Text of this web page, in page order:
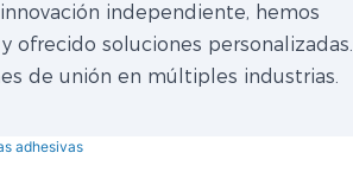
independiente, hemos
soluciones personalizadas.
de unión en múltiples industrias.